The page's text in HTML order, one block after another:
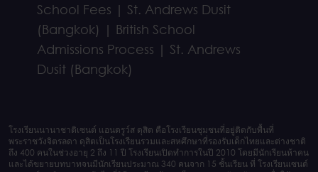
School Fees | St. Andrews Dusit
(Bangkok) | British School
Admissions Process | St. Andrews
Dusit (Bangkok)
โรงเรียนนานาชาติเซนต์ แอนดรูว์ส ดุสิต คือโรงเรียนชุมชนที่อยู่ติดกับพื้นที่
พระราชวังจิตรลดา ดุสิตเป็นโรงเรียนรวมและสหศึกษาที่รองรับเด็กไทยและต่างชาติ
ถึง 400 คนในช่วงอายุ 2 ถึง 11 ปี โรงเรียนเปิดทำการในปี 2010 โดยมีนักเรียนห้าคน
และได้ขยายบทบาทจนมีนักเรียนประมาณ 340 คนจาก 15 ชั้นเรียน ที่ โรงเรียนเซนต์